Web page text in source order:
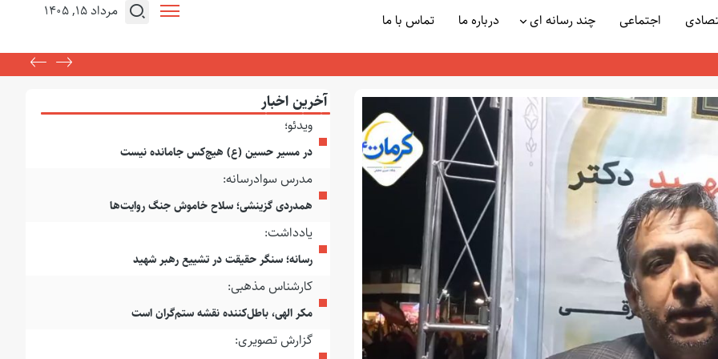
اجتماعی چند رسانه ای درباره ما تماس با ما مرداد ۱۵, ۱۴۰۵
آخرین اخبار
ویدئو؛
در مسیر حسین (ع) هیچ‌کس جامانده نیست
مدرس سوادرسانه:
همدردی گزینشی؛ سلاح خاموش جنگ روایت‌ها
یادداشت:
رسانه؛ سنگر حقیقت در تشییع رهبر شهید
کارشناس مذهبی:
مکر الهی، باطل‌کننده نقشه ستم‌گران است
گزارش تصویری: